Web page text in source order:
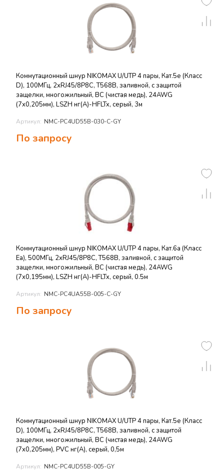
Коммутационный шнур NIKOMAX U/UTP 4 пары, Кат.5е (Класс
D), 100МГц, 2хRJ45/8P8C, T568B, заливной, с защитой
защелки, многожильный, BC (чистая медь), 24AWG
(7х0,205мм), LSZH нг(А)-HFLTx, серый, 3м
Артикул: NMC-PC4UD55B-030-C-GY
По запросу
Коммутационный шнур NIKOMAX U/UTP 4 пары, Кат.6a (Класс
Ea), 500МГц, 2хRJ45/8P8C, T568B, заливной, с защитой
защелки, многожильный, BC (чистая медь), 24AWG
(7х0,195мм), LSZH нг(А)-HFLTx, серый, 0.5м
Артикул: NMC-PC4UA55B-005-C-GY
По запросу
Коммутационный шнур NIKOMAX U/UTP 4 пары, Кат.5е (Класс
D), 100МГц, 2хRJ45/8P8C, T568B, заливной, с защитой
защелки, многожильный, BC (чистая медь), 24AWG
(7х0,205мм), PVC нг(А), серый, 0,5м
Артикул: NMC-PC4UD55B-005-GY